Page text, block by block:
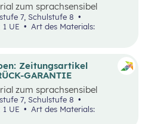
zum sprachsensibel
“Klimasünder
Schulstufe 6, Schulstufe 7, Schulstufe 8
UE
Zeitungsartikel
GARANTIE
zum sprachsensibel
“Reich werden
Schulstufe 6, Schulstufe 7, Schulstufe 8
UE
Art des Materials: